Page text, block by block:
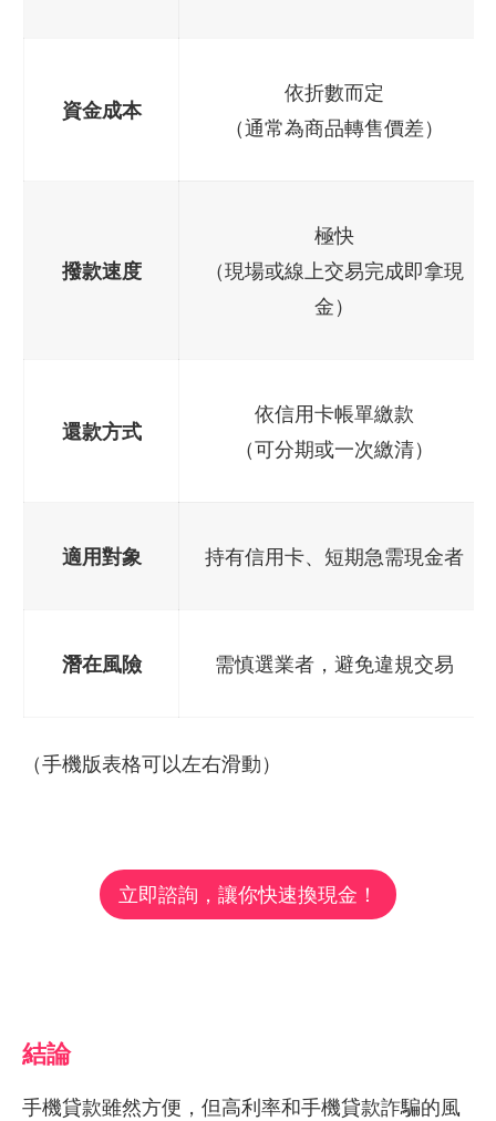
資金成本
依折數而定
（通常為商品轉售價差）
撥款速度
極快
（現場或線上交易完成即拿現
金）
還款方式
依信用卡帳單繳款
（可分期或一次繳清）
適用對象 持有信用卡、短期急需現金者
潛在風險 需慎選業者，避免違規交易
（手機版表格可以左右滑動）
立即諮詢，讓你快速換現金！
結論
手機貸款雖然方便，但高利率和手機貸款詐騙的風